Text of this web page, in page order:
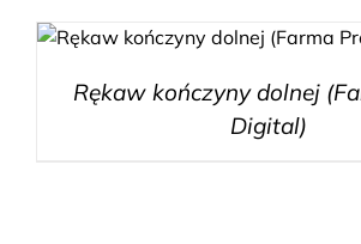
Rękaw kończyny dolnej
Digital)